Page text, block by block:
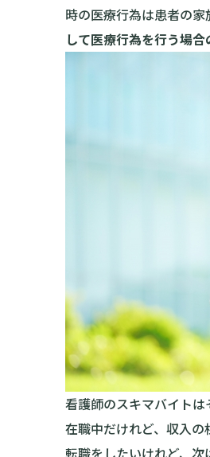
時の医療行為は患者の
して医療行為を行う場
看護師のスキマバイト
在職中だけれど、収入
転職をしたいけれど、